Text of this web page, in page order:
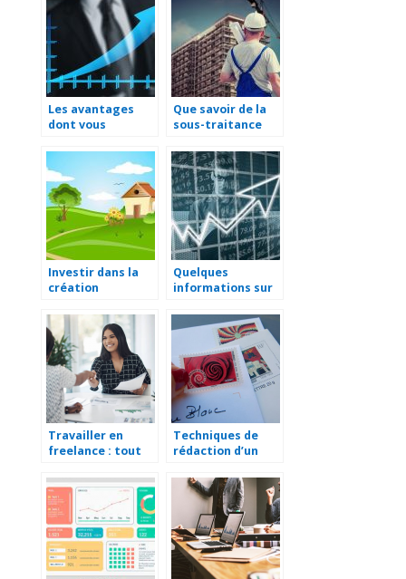
Les avantages
dont vous
une SASU
Que savoir de la
sous-traitance
Investir dans la
création
d’aménagement
paysager
Quelques
informations sur
holding
Travailler en
freelance : tout
quelques minutes
Techniques de
rédaction d’un
professionnel